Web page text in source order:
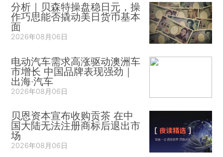
分析｜贝森特操盘稳日元，操
作巧思能否撬动美日货币基本
面
2026年08月06日
电动汽车需求高涨驱动澳洲车
市增长 中国品牌表现强劲｜
出海·汽车
2026年08月06日
贝恩资本宣布收购贡茶 在中
国大陆无法注册商标后退出市
场
2026年08月06日